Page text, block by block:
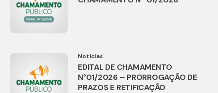
Notícias
EDITAL DE CHAMAMENTO
N°01/2026 – PRORROGAÇÃO DE
PRAZOS E RETIFICAÇÃO